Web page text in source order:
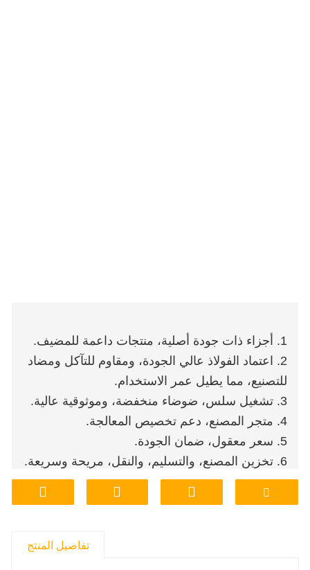
1. أجزاء ذات جودة أصلية، منتجات داعمة للمضيف.
2. اعتماد الفولاذ عالي الجودة، ومقاوم للتآكل ومضاد
للتصنيع، مما يطيل عمر الاستخدام.
3. تشغيل سلس، ضوضاء منخفضة، وموثوقية عالية.
4. متجر المصنع، دعم تخصيص المعالجة.
5. سعر معقول، ضمان الجودة.
6. تخزين المصنع، والتسليم، والنقل، مريحة وسريعة.
تفاصيل المنتج